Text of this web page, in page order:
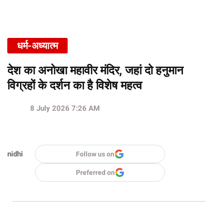
धर्म-अध्यात्म
देश का अनोखा महावीर मंदिर, जहां दो हनुमान
विग्रहों के दर्शन का है विशेष महत्व
nidhi
8 July 2026 7:26 AM
Follow us on
Preferred on